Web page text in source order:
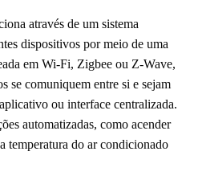
através de um sistema
dispositivos por meio de uma
em Wi-Fi, Zigbee ou Z-Wave,
se comuniquem entre si e sejam
ou interface centralizada.
automatizadas, como acender
temperatura do ar condicionado